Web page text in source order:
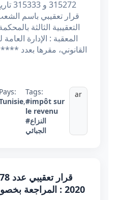
قرار تعقيبي باسم
التعقيبية الثالثة
المعقبة : الإدارة
القانوني، مقرها
Pays:
,
Tags:
#impôt sur
le revenu
#النزاع
الجبائي
ar
2020 : المراجعة بخصوص الأقساط الاحتياطية